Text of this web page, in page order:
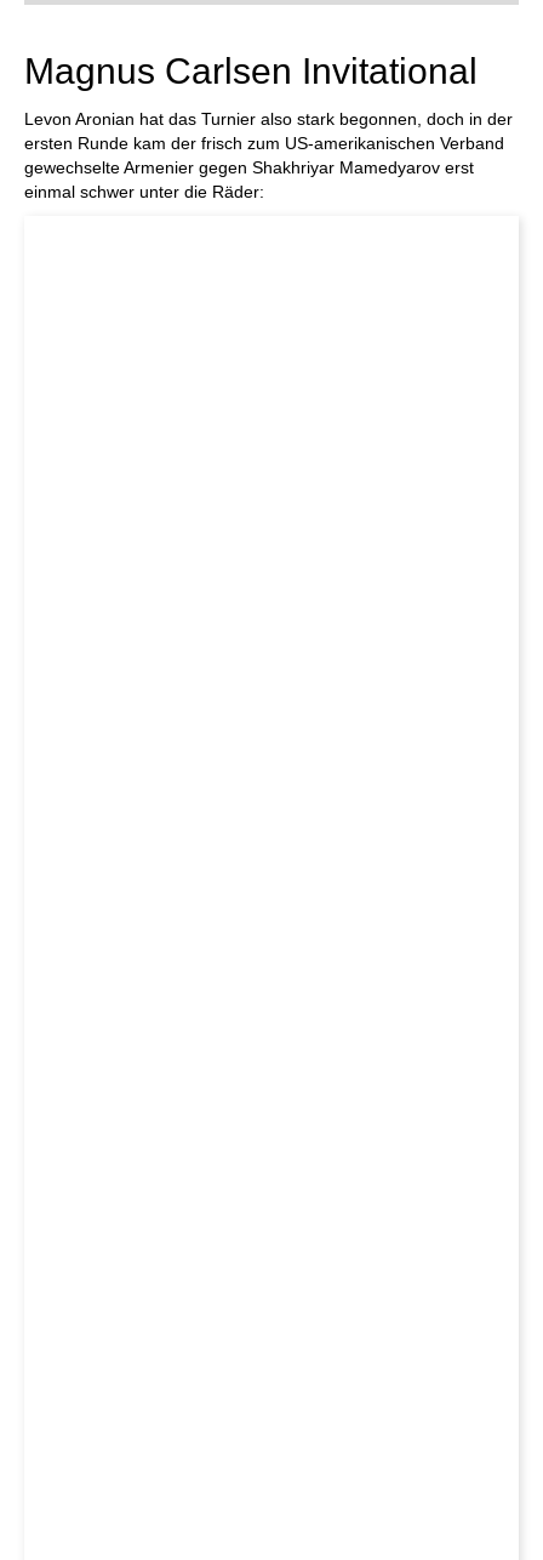
individueller als je zuvor.
Magnus Carlsen Invitational
Levon Aronian hat das Turnier also stark begonnen, doch in der
ersten Runde kam der frisch zum US-amerikanischen Verband
gewechselte Armenier gegen Shakhriyar Mamedyarov erst
einmal schwer unter die Räder: